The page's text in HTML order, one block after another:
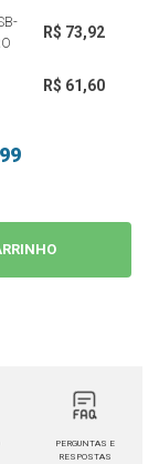
R$ 73,92
R$ 61,60
PERGUNTAS E
RESPOSTAS